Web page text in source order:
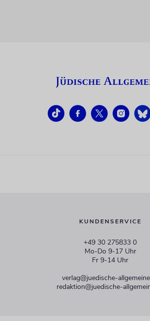
KUNDENSERVICE
+49 30 275833 0
Mo-Do 9-17 Uhr
Fr 9-14 Uhr
verlag@juedische-
redaktion@juedische-